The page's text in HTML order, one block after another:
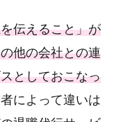
伝えること」が
他の会社との連
としておこなっ
によって違いは